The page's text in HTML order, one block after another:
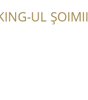
UL ȘOIMII